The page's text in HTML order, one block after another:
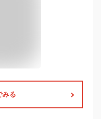
みる